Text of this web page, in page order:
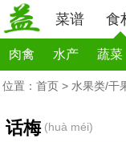
菜谱 食
肉禽 水产 蔬菜
位置： 首页 > 水果类/干
话梅(huà méi)